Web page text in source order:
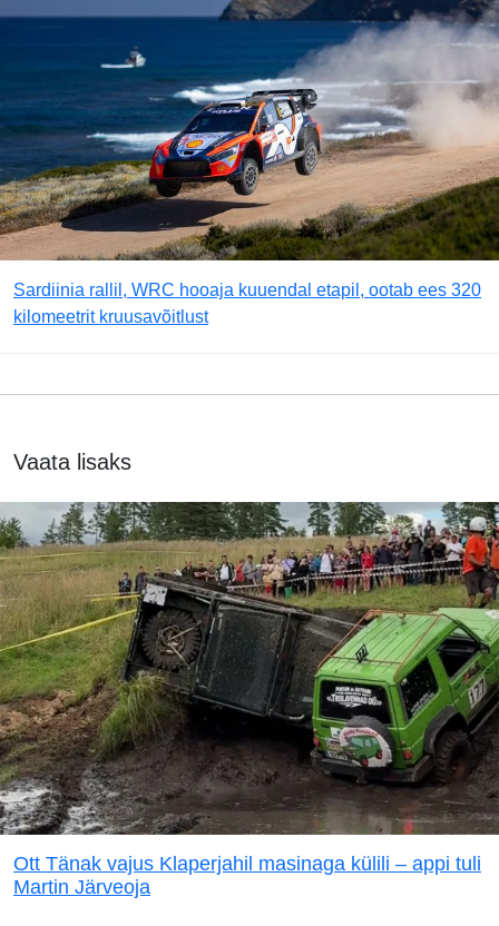
Sardiinia rallil, WRC hooaja kuuendal etapil, ootab ees 320
kilomeetrit kruusavõitlust
Vaata lisaks
Ott Tänak vajus Klaperjahil masinaga külili – appi tuli
Martin Järveoja